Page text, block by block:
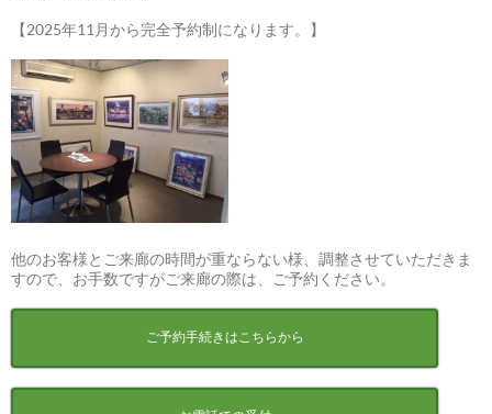
【2025年11月から完全予約制になります。】
他のお客様とご来廊の時間が重ならない様、調整させていただきま
すので、お手数ですがご来廊の際は、ご予約ください。
ご予約手続きはこちらから